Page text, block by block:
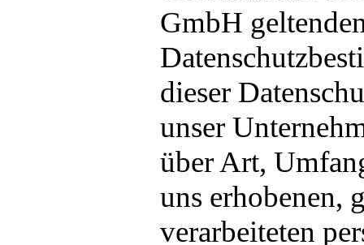
GmbH
dieser
unser
über Art,
uns erhobenen,
verarbeiteten